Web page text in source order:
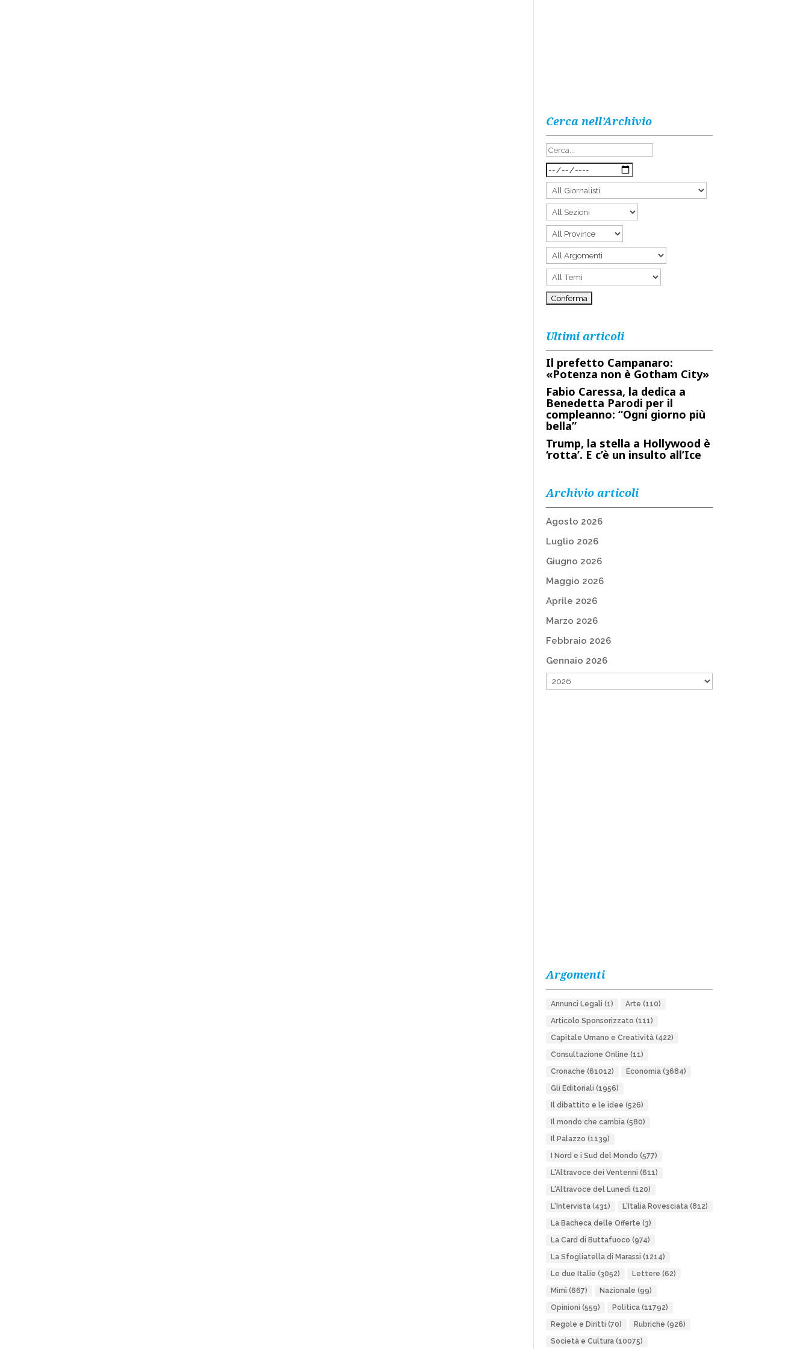
Cerca nell’Archivio
Ultimi articoli
Il prefetto Campanaro:
«Potenza non è Gotham City»
Fabio Caressa, la dedica a
Benedetta Parodi per il
compleanno: “Ogni giorno più
bella”
Trump, la stella a Hollywood è
‘rotta’. E c’è un insulto all’Ice
Archivio articoli
Agosto 2026
Luglio 2026
Giugno 2026
Maggio 2026
Aprile 2026
Marzo 2026
Febbraio 2026
Gennaio 2026
Argomenti
Annunci Legali (1) Arte (110)
Articolo Sponsorizzato (111)
Capitale Umano e Creatività(422)
Consultazione Online (11)
Cronache (61012) Economia(3684)
Gli Editoriali (1956)
Il dibattito e le idee (526)
Il mondo che cambia(580)
Il Palazzo (1139)
I Nord e i Sud del Mondo (577)
L'Altravoce dei Ventenni (611)
L'Altravoce del Lunedì (120)
L'Intervista(431) L'Italia Rovesciata(812)
La Bacheca delle Offerte (3)
La Card di Buttafuoco (974)
La Sfogliatella di Marassi (1214)
Le due Italie (3052) Lettere (62)
Mimì (667) Nazionale (99)
Opinioni (559) Politica(11792)
Regole e Diritti (70) Rubriche (926)
Società e Cultura(10075)